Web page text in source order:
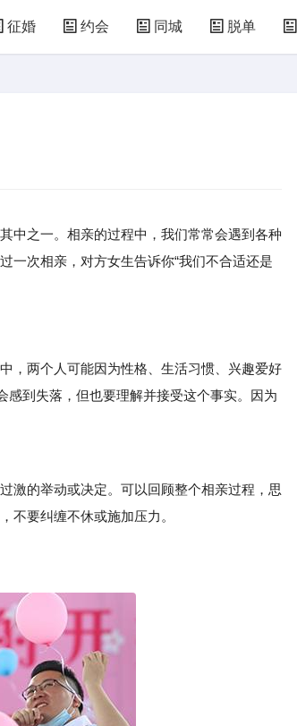
征婚 约会 同城 脱单
中之一。相亲的过程中，我们常常会遇到各种
一次相亲，对方女生告诉你“我们不合适还是
，两个人可能因为性格、生活习惯、兴趣爱好
感到失落，但也要理解并接受这个事实。因为
的举动或决定。可以回顾整个相亲过程，思
不要纠缠不休或施加压力。